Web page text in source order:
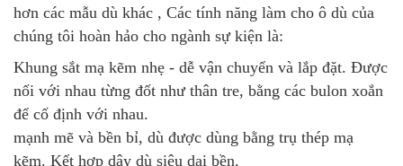
hơn các mẫu dù khác , Các tính năng làm cho ô dù của
chúng tôi hoàn hảo cho ngành sự kiện là:
Khung sắt mạ kẽm nhẹ - dễ vận chuyển và lắp đặt. Được
nối với nhau từng đốt như thân tre, bằng các bulon xoắn
để cố định với nhau.
mạnh mẽ và bền bỉ, dù được dùng bằng trụ thép mạ
kẽm. Kết hợp dây dù siêu dai bền.